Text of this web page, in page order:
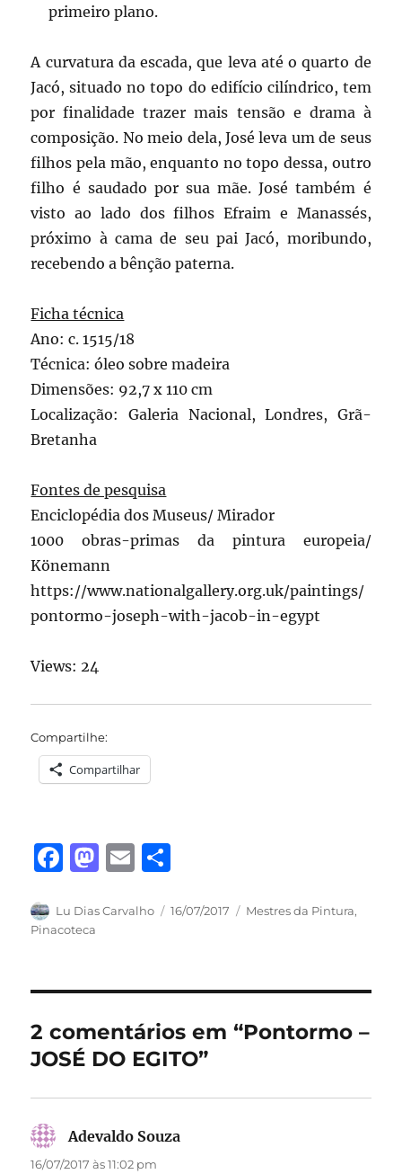
primeiro plano.
A curvatura da escada, que leva até o quarto de
Jacó, situado no topo do edifício cilíndrico, tem
por finalidade trazer mais tensão e drama à
composição. No meio dela, José leva um de seus
filhos pela mão, enquanto no topo dessa, outro
filho é saudado por sua mãe. José também é
visto ao lado dos filhos Efraim e Manassés,
próximo à cama de seu pai Jacó, moribundo,
recebendo a bênção paterna.
Ficha técnica
Ano: c. 1515/18
Técnica: óleo sobre madeira
Dimensões: 92,7 x 110 cm
Localização: Galeria Nacional, Londres, Grã-
Bretanha
Fontes de pesquisa
Enciclopédia dos Museus/ Mirador
1000 obras-primas da pintura europeia/
Könemann
https://www.nationalgallery.org.uk/paintings/
pontormo-joseph-with-jacob-in-egypt
Views: 24
Compartilhe:
Compartilhar
F
c
e
o
o
k
M
st
o
n
E
ai a
Autor
Lu Dias Carvalho
Publicado
16/07/2017 Categorias
Mestres da Pintura,
Pinacoteca
2 comentários em “Pontormo –
JOSÉ DO EGITO”
Adevaldo Souza
16/07/2017 às 11:02 pm